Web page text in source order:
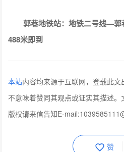
郭巷地铁站：地铁二号线—
488米即到
本站内容均来源于互联网，登载此
不意味着赞同其观点或证实其描述
版权请来信告知E-
赞